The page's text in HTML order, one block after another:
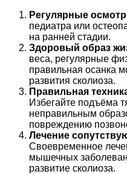
Регулярные
педиатра или
на ранней стадии.
Здоровый образ
веса, регулярные
правильная осанка
развития сколиоза.
Правильная
Избегайте подъёма
неправильным
повреждению
Лечение
Своевременное
мышечных
развитие сколиоза.